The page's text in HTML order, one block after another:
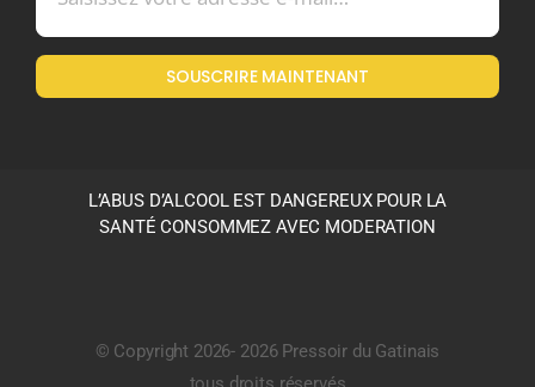
Mentions légales
Politique en matière de remboursements et de retours
SOUSCRIRE MAINTENANT
L’ABUS D’ALCOOL EST DANGEREUX POUR LA
SANTÉ CONSOMMEZ AVEC MODERATION
© Copyright 2026- 2026 Pressoir du Gatinais